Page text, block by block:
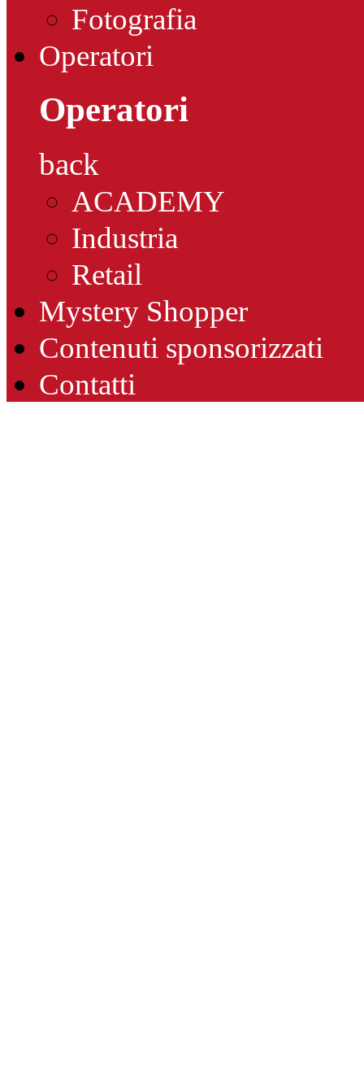
Fotografia
Operatori
Operatori
back
ACADEMY
Industria
Retail
Mystery Shopper
Contenuti sponsorizzati
Contatti